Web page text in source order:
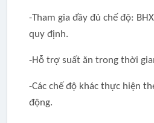
-Tham gia đầy đủ chế độ:
quy định.
-Hỗ trợ suất ăn trong thời
-Các chế độ khác thực hiện
động.